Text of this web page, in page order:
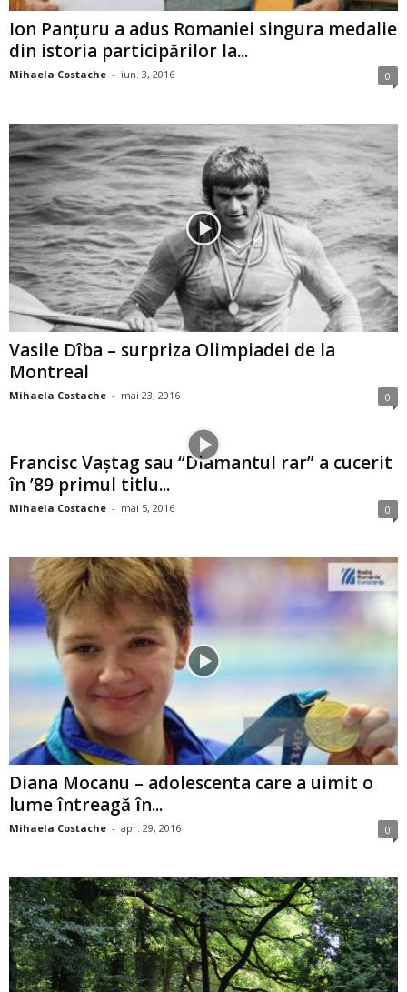
Ion Panțuru a adus Romaniei singura medalie
din istoria participărilor la...
Mihaela Costache - iun. 3, 2016 0
Vasile Dîba – surpriza Olimpiadei de la
Montreal
Mihaela Costache - mai 23, 2016 0
Francisc Vaştag sau “Diamantul rar” a cucerit
în ’89 primul titlu...
Mihaela Costache - mai 5, 2016 0
Diana Mocanu – adolescenta care a uimit o
lume întreagă în...
Mihaela Costache - apr. 29, 2016 0